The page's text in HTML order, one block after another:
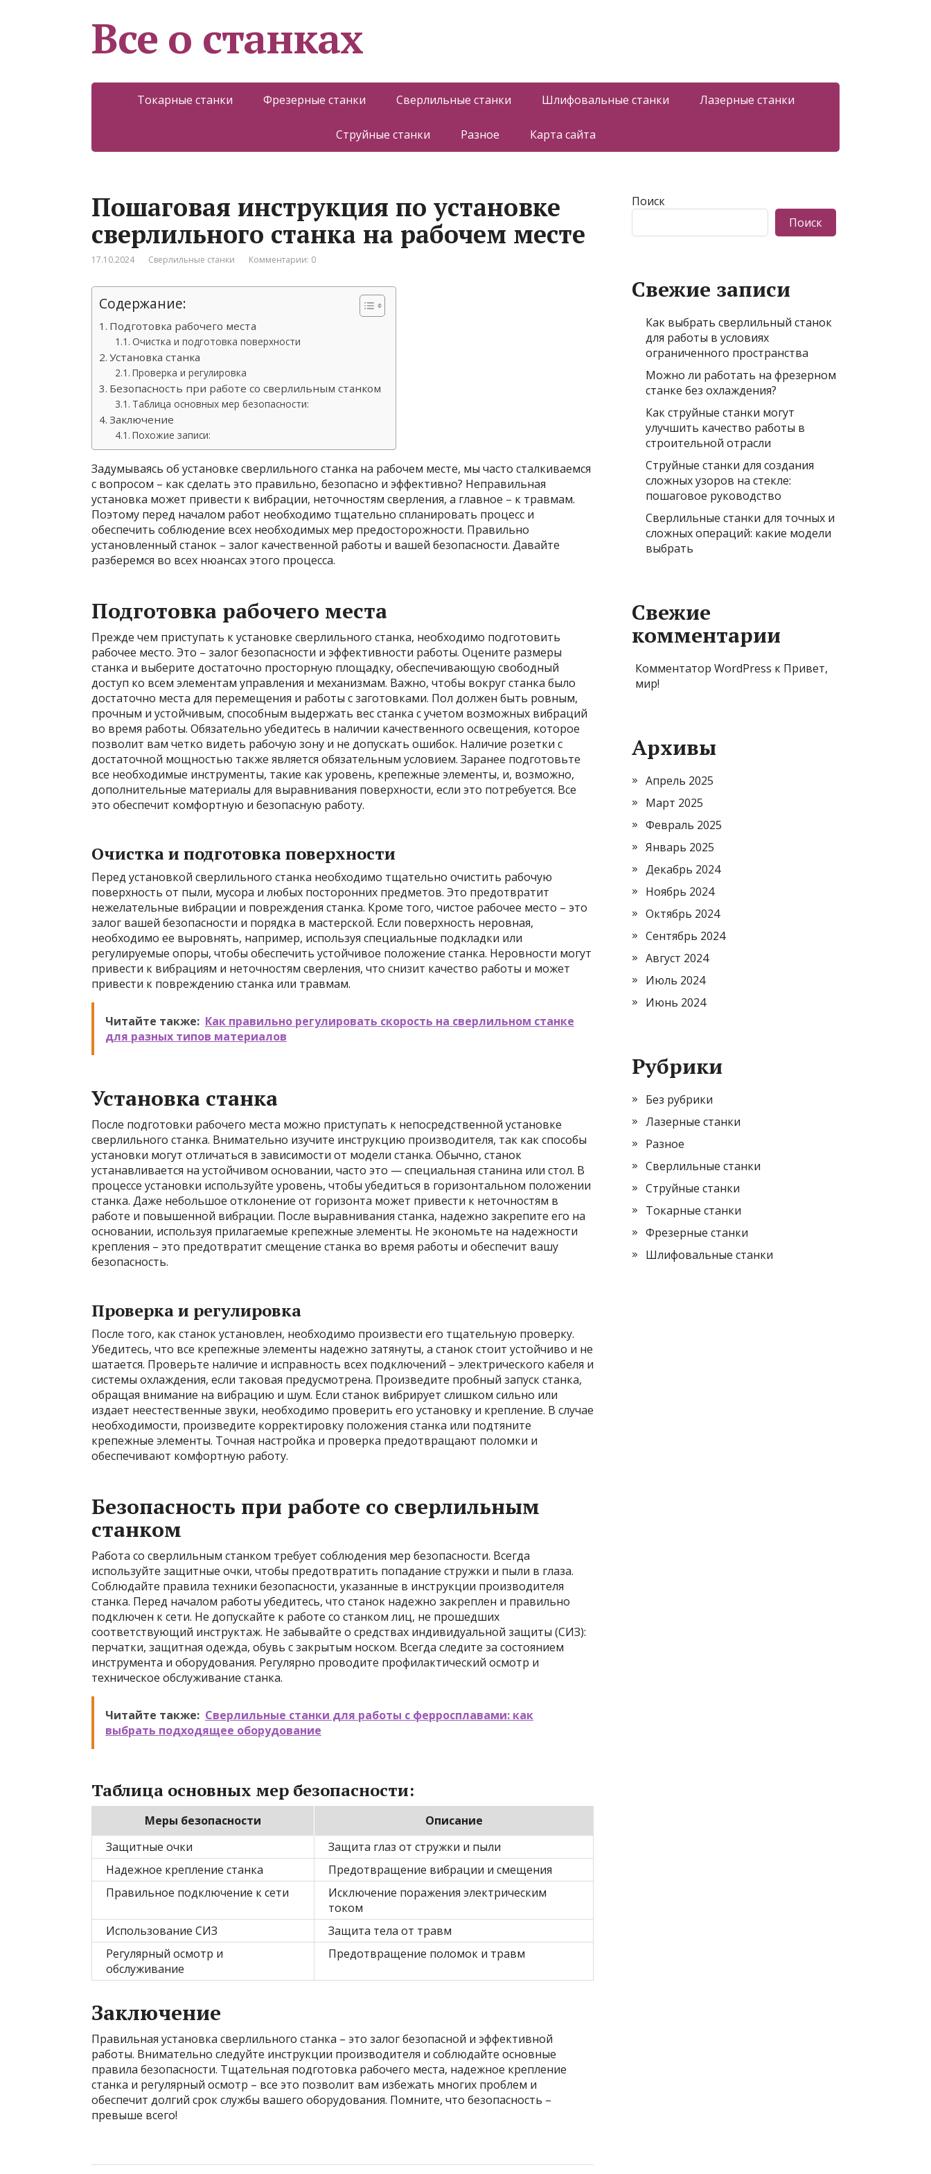
Все о станках
Токарные станки Фрезерные станки Сверлильные станки Шлифовальные станки Лазерные станки
Струйные станки Разное Карта сайта
Пошаговая инструкция по установке
сверлильного станка на рабочем месте
17.10.2024 Сверлильные станки Комментарии: 0
Содержание:
Подготовка рабочего места
Очистка и подготовка поверхности
Установка станка
Проверка и регулировка
Безопасность при работе со сверлильным станком
Таблица основных мер безопасности:
Заключение
Похожие записи:
Задумываясь об установке сверлильного станка на рабочем месте, мы часто сталкиваемся
с вопросом – как сделать это правильно, безопасно и эффективно? Неправильная
установка может привести к вибрации, неточностям сверления, а главное – к травмам.
Поэтому перед началом работ необходимо тщательно спланировать процесс и
обеспечить соблюдение всех необходимых мер предосторожности. Правильно
установленный станок – залог качественной работы и вашей безопасности. Давайте
разберемся во всех нюансах этого процесса.
Подготовка рабочего места
Прежде чем приступать к установке сверлильного станка, необходимо подготовить
рабочее место. Это – залог безопасности и эффективности работы. Оцените размеры
станка и выберите достаточно просторную площадку, обеспечивающую свободный
доступ ко всем элементам управления и механизмам. Важно, чтобы вокруг станка было
достаточно места для перемещения и работы с заготовками. Пол должен быть ровным,
прочным и устойчивым, способным выдержать вес станка с учетом возможных вибраций
во время работы. Обязательно убедитесь в наличии качественного освещения, которое
позволит вам четко видеть рабочую зону и не допускать ошибок. Наличие розетки с
достаточной мощностью также является обязательным условием. Заранее подготовьте
все необходимые инструменты, такие как уровень, крепежные элементы, и, возможно,
дополнительные материалы для выравнивания поверхности, если это потребуется. Все
это обеспечит комфортную и безопасную работу.
Очистка и подготовка поверхности
Перед установкой сверлильного станка необходимо тщательно очистить рабочую
поверхность от пыли, мусора и любых посторонних предметов. Это предотвратит
нежелательные вибрации и повреждения станка. Кроме того, чистое рабочее место – это
залог вашей безопасности и порядка в мастерской. Если поверхность неровная,
необходимо ее выровнять, например, используя специальные подкладки или
регулируемые опоры, чтобы обеспечить устойчивое положение станка. Неровности могут
привести к вибрациям и неточностям сверления, что снизит качество работы и может
привести к повреждению станка или травмам.
Читайте также: Как правильно регулировать скорость на сверлильном станке
для разных типов материалов
Установка станка
После подготовки рабочего места можно приступать к непосредственной установке
сверлильного станка. Внимательно изучите инструкцию производителя, так как способы
установки могут отличаться в зависимости от модели станка. Обычно, станок
устанавливается на устойчивом основании, часто это — специальная станина или стол. В
процессе установки используйте уровень, чтобы убедиться в горизонтальном положении
станка. Даже небольшое отклонение от горизонта может привести к неточностям в
работе и повышенной вибрации. После выравнивания станка, надежно закрепите его на
основании, используя прилагаемые крепежные элементы. Не экономьте на надежности
крепления – это предотвратит смещение станка во время работы и обеспечит вашу
безопасность.
Проверка и регулировка
После того, как станок установлен, необходимо произвести его тщательную проверку.
Убедитесь, что все крепежные элементы надежно затянуты, а станок стоит устойчиво и не
шатается. Проверьте наличие и исправность всех подключений – электрического кабеля и
системы охлаждения, если таковая предусмотрена. Произведите пробный запуск станка,
обращая внимание на вибрацию и шум. Если станок вибрирует слишком сильно или
издает неестественные звуки, необходимо проверить его установку и крепление. В случае
необходимости, произведите корректировку положения станка или подтяните
крепежные элементы. Точная настройка и проверка предотвращают поломки и
обеспечивают комфортную работу.
Безопасность при работе со сверлильным
станком
Работа со сверлильным станком требует соблюдения мер безопасности. Всегда
используйте защитные очки, чтобы предотвратить попадание стружки и пыли в глаза.
Соблюдайте правила техники безопасности, указанные в инструкции производителя
станка. Перед началом работы убедитесь, что станок надежно закреплен и правильно
подключен к сети. Не допускайте к работе со станком лиц, не прошедших
соответствующий инструктаж. Не забывайте о средствах индивидуальной защиты (СИЗ):
перчатки, защитная одежда, обувь с закрытым носком. Всегда следите за состоянием
инструмента и оборудования. Регулярно проводите профилактический осмотр и
техническое обслуживание станка.
Читайте также: Сверлильные станки для работы с ферросплавами: как
выбрать подходящее оборудование
Таблица основных мер безопасности:
Меры безопасности
Описание
Защитные очки
Защита глаз от стружки и пыли
Надежное крепление станка
Предотвращение вибрации и смещения
Правильное подключение к сети
Исключение поражения электрическим
током
Использование СИЗ
Защита тела от травм
Регулярный осмотр и
обслуживание
Предотвращение поломок и травм
Заключение
Правильная установка сверлильного станка – это залог безопасной и эффективной
работы. Внимательно следуйте инструкции производителя и соблюдайте основные
правила безопасности. Тщательная подготовка рабочего места, надежное крепление
станка и регулярный осмотр – все это позволит вам избежать многих проблем и
обеспечит долгий срок службы вашего оборудования. Помните, что безопасность –
превыше всего!
Поиск
Поиск
Свежие записи
Как выбрать сверлильный станок
для работы в условиях
ограниченного пространства
Можно ли работать на фрезерном
станке без охлаждения?
Как струйные станки могут
улучшить качество работы в
строительной отрасли
Струйные станки для создания
сложных узоров на стекле:
пошаговое руководство
Сверлильные станки для точных и
сложных операций: какие модели
выбрать
Свежие
комментарии
Комментатор WordPress к Привет,
мир!
Архивы
Апрель 2025
Март 2025
Февраль 2025
Январь 2025
Декабрь 2024
Ноябрь 2024
Октябрь 2024
Сентябрь 2024
Август 2024
Июль 2024
Июнь 2024
Рубрики
Без рубрики
Лазерные станки
Разное
Сверлильные станки
Струйные станки
Токарные станки
Фрезерные станки
Шлифовальные станки